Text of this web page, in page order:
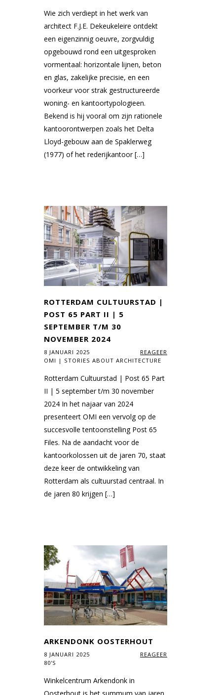
Wie zich verdiept in het werk van
architect F.J.E. Dekeukeleire ontdekt
een eigenzinnig oeuvre, zorgvuldig
opgebouwd rond een uitgesproken
vormentaal: horizontale lijnen, beton
en glas, zakelijke precisie, en een
voorkeur voor strak gestructureerde
woning- en kantoortypologieen.
Bekend is hij vooral om zijn rationele
kantoorontwerpen zoals het Delta
Lloyd-gebouw aan de Spaklerweg
(1977) of het rederijkantoor […]
ROTTERDAM CULTUURSTAD |
POST 65 PART II | 5
SEPTEMBER T/M 30
NOVEMBER 2024
8 JANUARI 2025
REAGEER
OMI | STORIES ABOUT ARCHITECTURE
Rotterdam Cultuurstad | Post 65 Part
II | 5 september t/m 30 november
2024 In het najaar van 2024
presenteert OMI een vervolg op de
succesvolle tentoonstelling Post 65
Files. Na de aandacht voor de
kantoorkolossen uit de jaren 70, staat
deze keer de ontwikkeling van
Rotterdam als cultuurstad centraal. In
de jaren 80 krijgen […]
ARKENDONK OOSTERHOUT
8 JANUARI 2025
REAGEER
80'S
Winkelcentrum Arkendonk in